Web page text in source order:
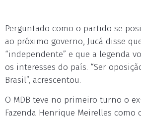
Perguntado como o partido se
ao próximo governo, Jucá disse
“independente” e que a legenda
os interesses do país. “Ser
Brasil”, acrescentou.
O MDB teve no primeiro turno o
Fazenda Henrique Meirelles como